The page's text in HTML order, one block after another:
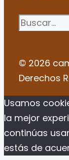
Buscar:
© 2026
Derechos
Usamos
la mejor
continúas
estás de